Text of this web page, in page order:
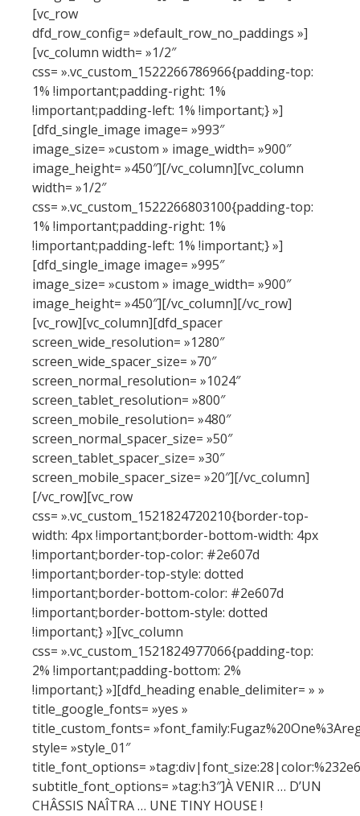
[vc_row
dfd_row_config= »default_row_no_paddings »]
[vc_column width= »1/2″
css= ».vc_custom_1522266786966{padding-top:
1% !important;padding-right: 1%
!important;padding-left: 1% !important;} »]
[dfd_single_image image= »993″
image_size= »custom » image_width= »900″
image_height= »450″][/vc_column][vc_column
width= »1/2″
css= ».vc_custom_1522266803100{padding-top:
1% !important;padding-right: 1%
!important;padding-left: 1% !important;} »]
[dfd_single_image image= »995″
image_size= »custom » image_width= »900″
image_height= »450″][/vc_column][/vc_row]
[vc_row][vc_column][dfd_spacer
screen_wide_resolution= »1280″
screen_wide_spacer_size= »70″
screen_normal_resolution= »1024″
screen_tablet_resolution= »800″
screen_mobile_resolution= »480″
screen_normal_spacer_size= »50″
screen_tablet_spacer_size= »30″
screen_mobile_spacer_size= »20″][/vc_column]
[/vc_row][vc_row
css= ».vc_custom_1521824720210{border-top-
width: 4px !important;border-bottom-width: 4px
!important;border-top-color: #2e607d
!important;border-top-style: dotted
!important;border-bottom-color: #2e607d
!important;border-bottom-style: dotted
!important;} »][vc_column
css= ».vc_custom_1521824977066{padding-top:
2% !important;padding-bottom: 2%
!important;} »][dfd_heading enable_delimiter= » »
title_google_fonts= »yes »
title_custom_fonts=
style= »style_01″
title_font_options=
subtitle_font_options= »tag:h3″]À VENIR … D’UN
CHÂSSIS NAÎTRA … UNE TINY HOUSE !